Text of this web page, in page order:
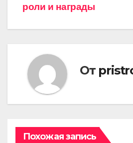
роли и награды
От
Похожая запись